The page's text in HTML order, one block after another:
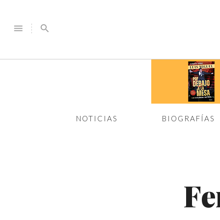
menu search
NOTICIAS BIOGRAFÍAS